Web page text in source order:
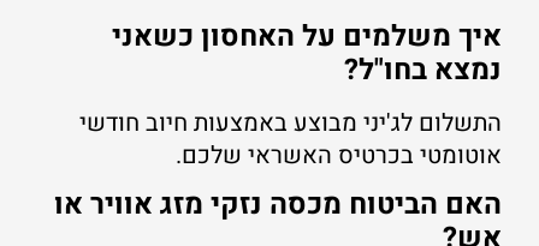
איך משלמים על האחסון כשאני
נמצא בחו"ל?
התשלום לג'יני מבוצע באמצעות חיוב חודשי
אוטומטי בכרטיס האשראי שלכם.
האם הביטוח מכסה נזקי מזג אוויר או